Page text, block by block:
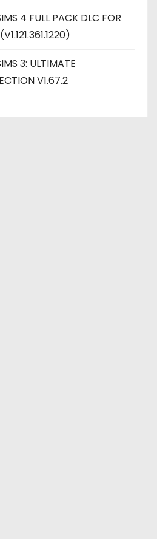
4 FULL PACK DLC FOR
3: ULTIMATE
V1.67.2